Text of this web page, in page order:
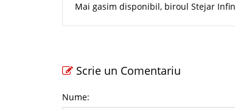
Mai gasim disponibil, biroul Stejar
Scrie un Comentariu
Nume: